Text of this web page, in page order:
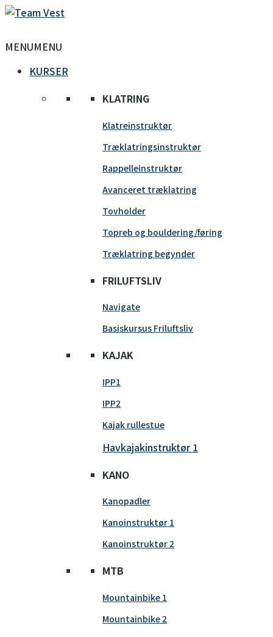
MENUMENU
KURSER
KLATRING
Klatreinstruktør
Træklatringsinstruktør
Rappelleinstruktør
Avanceret træklatring
Tovholder
Topreb og bouldering/føring
Træklatring begynder
FRILUFTSLIV
Navigate
Basiskursus Friluftsliv
KAJAK
IPP1
IPP2
Kajak rullestue
Havkajakinstruktør 1
KANO
Kanopadler
Kanoinstruktør 1
Kanoinstruktør 2
MTB
Mountainbike 1
Mountainbike 2